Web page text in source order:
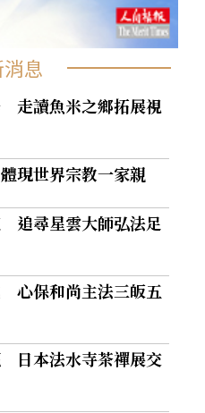
息
走讀魚米之鄉拓展視
現世界宗教一家親
追尋星雲大師弘法足
心保和尚主法三皈五
日本法水寺茶禪展交